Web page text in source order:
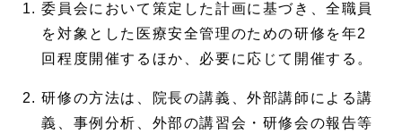
委員会において策定した計画に基づき、全職員
を対象とした医療安全管理のための研修を年2
回程度開催するほか、必要に応じて開催する。
研修の方法は、院長の講義、外部講師による講
義、事例分析、外部の講習会・研修会の報告等